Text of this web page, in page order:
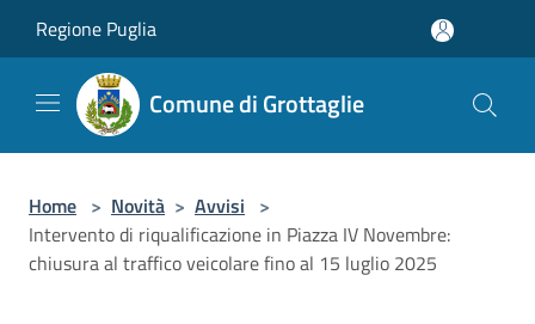
Regione Puglia
Comune di Grottaglie
Home > Novità > Avvisi >
Intervento di riqualificazione in Piazza IV Novembre:
chiusura al traffico veicolare fino al 15 luglio 2025